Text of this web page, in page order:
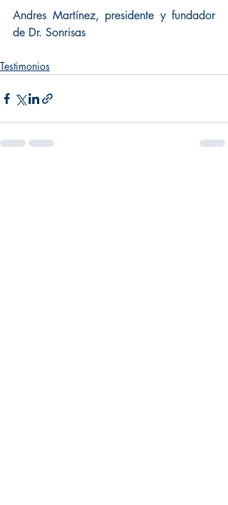
Andres Martínez, presidente y fundador
de Dr. Sonrisas
Testimonios